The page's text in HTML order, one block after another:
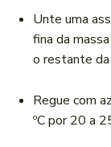
Unte uma
fina da
o restante da
Regue com
ºC por 20 a